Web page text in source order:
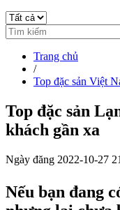
Trang chủ
/
Top đặc sản Việt
Top đặc sản
khách gần xa
Ngày đăng 2022-10-27
Nếu bạn đang